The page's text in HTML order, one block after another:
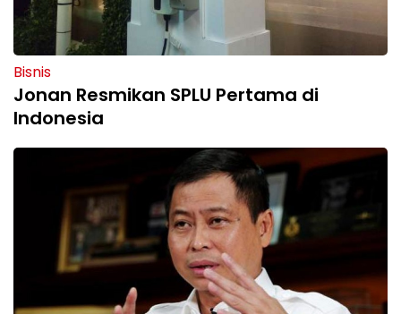
Bisnis
Jonan Resmikan SPLU Pertama di
Indonesia